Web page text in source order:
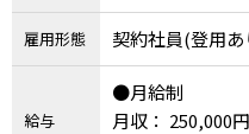
雇用形態 契約社員(登用あ
給与
●月給制
月収： 250,000